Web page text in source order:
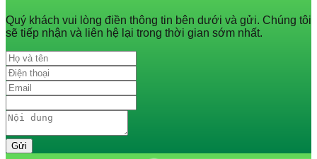
Quý khách vui lòng điền thông tin bên dưới và gửi. Chúng tôi
sẽ tiếp nhận và liên hệ lại trong thời gian sớm nhất.
Gửi